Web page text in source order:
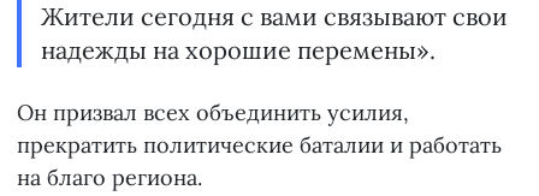
Жители сегодня с вами связывают свои
надежды на хорошие перемены».
Он призвал всех объединить усилия,
прекратить политические баталии и работать
на благо региона.